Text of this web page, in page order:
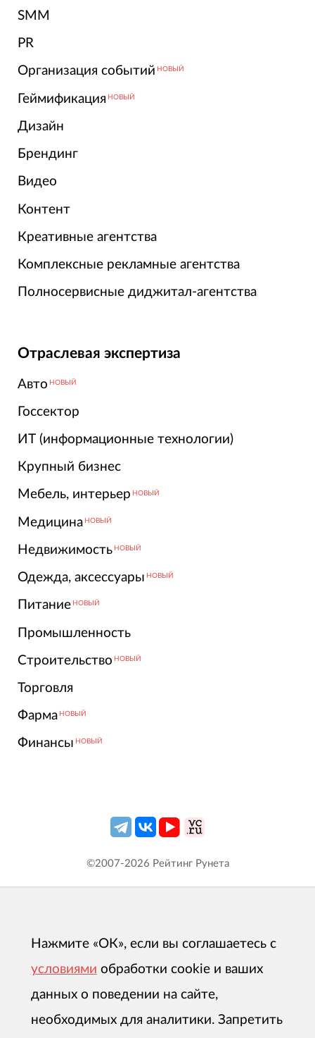
SMM
PR
Организация событий НОВЫЙ
Геймификация НОВЫЙ
Дизайн
Брендинг
Видео
Контент
Креативные агентства
Комплексные рекламные агентства
Полносервисные диджитал-агентства
Отраслевая экспертиза
Авто НОВЫЙ
Госсектор
ИТ (информационные технологии)
Крупный бизнес
Мебель, интерьер НОВЫЙ
Медицина НОВЫЙ
Недвижимость НОВЫЙ
Одежда, аксессуары НОВЫЙ
Питание НОВЫЙ
Промышленность
Строительство НОВЫЙ
Торговля
Фарма НОВЫЙ
Финансы НОВЫЙ
©2007-2026 Рейтинг Рунета
Нажмите «ОК», если вы соглашаетесь с
условиями обработки cookie и ваших
данных о поведении на сайте,
необходимых для аналитики. Запретить